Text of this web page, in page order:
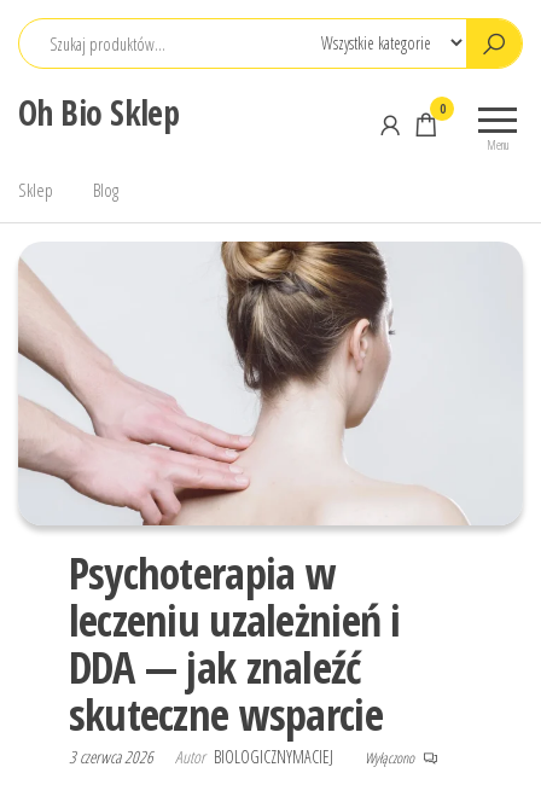
Przejdź
Oh Bio Sklep
Menu
0
Sklep Blog
Psychoterapia w
leczeniu uzależnień i
DDA — jak znaleźć
skuteczne wsparcie
3 czerwca 2026 Autor BIOLOGICZNYMACIEJ Wyłączono